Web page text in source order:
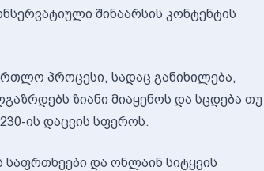
შინაარსის კონტენტის
პროცესი, სადაც განიხილება,
ზიანი მიაყენოს და სცდება თუ
ის დაცვის სფეროს.
საფრთხეები და ონლაინ სიტყვის